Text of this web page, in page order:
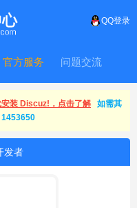
QQ登录
官方服务 问题交流
装 Discuz!，点击了解
如需其
1453650